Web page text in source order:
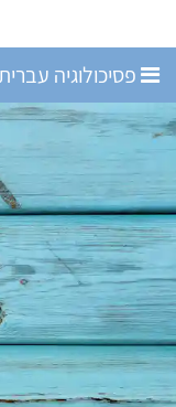
פסיכולוגיה